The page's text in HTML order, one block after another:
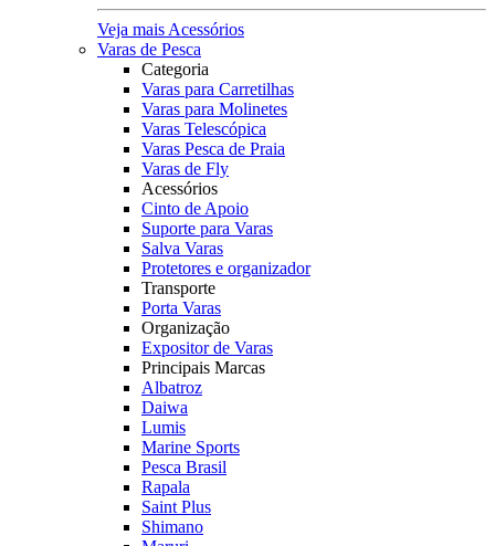
Veja mais Acessórios
Varas de Pesca
Categoria
Varas para Carretilhas
Varas para Molinetes
Varas Telescópica
Varas Pesca de Praia
Varas de Fly
Acessórios
Cinto de Apoio
Suporte para Varas
Salva Varas
Protetores e organizador
Transporte
Porta Varas
Organização
Expositor de Varas
Principais Marcas
Albatroz
Daiwa
Lumis
Marine Sports
Pesca Brasil
Rapala
Saint Plus
Shimano